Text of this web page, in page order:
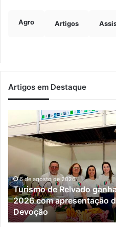
Agro Artigos
Artigos em Destaque
de
Relvado
ganha
Turisvales
2026
com
apresentação
do
6 de agosto de 2026
Turismo de Relvado
2026 com apresentação
Devoção